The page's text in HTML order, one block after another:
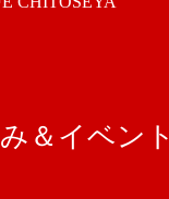
＆イベント